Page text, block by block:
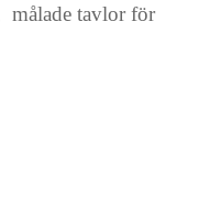
målade tavlor för